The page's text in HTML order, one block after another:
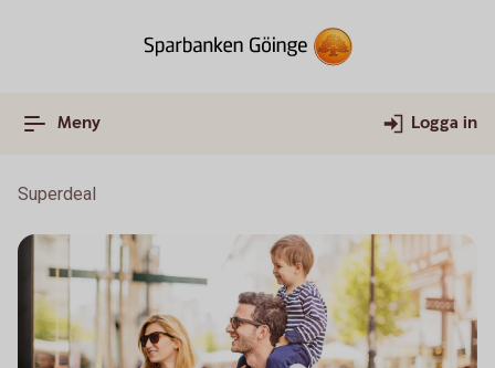
Meny Logga in
Superdeal